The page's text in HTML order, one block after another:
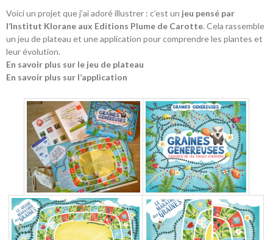
Voici un projet que j’ai adoré illustrer : c’est un jeu pensé par
l’Institut Klorane aux Editions Plume de Carotte. Cela rassemble
un jeu de plateau et une application pour comprendre les plantes et
leur évolution.
En savoir plus sur le jeu de plateau
En savoir plus sur l’application